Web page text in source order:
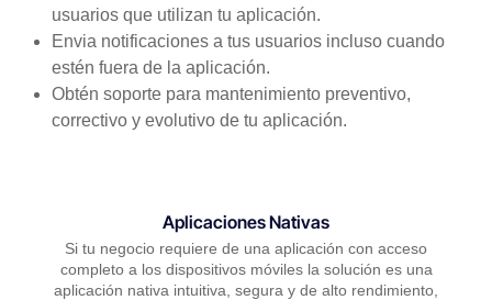
usuarios que utilizan tu aplicación.
Envia notificaciones a tus usuarios incluso cuando
estén fuera de la aplicación.
Obtén soporte para mantenimiento preventivo,
correctivo y evolutivo de tu aplicación.
Aplicaciones Nativas
Si tu negocio requiere de una aplicación con acceso
completo a los dispositivos móviles la solución es una
aplicación nativa intuitiva, segura y de alto rendimiento,